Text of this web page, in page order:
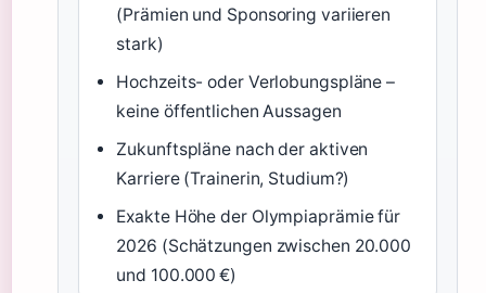
(Prämien und Sponsoring variieren
stark)
Hochzeits- oder Verlobungspläne –
keine öffentlichen Aussagen
Zukunftspläne nach der aktiven
Karriere (Trainerin, Studium?)
Exakte Höhe der Olympiaprämie für
2026 (Schätzungen zwischen 20.000
und 100.000 €)